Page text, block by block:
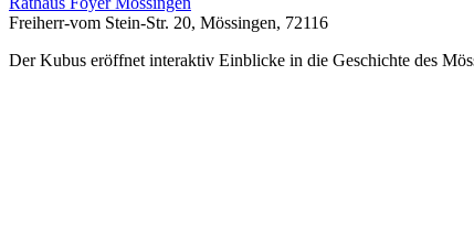
Freiherr-vom Stein-Str. 20, Mössingen, 72116
Der Kubus eröffnet interaktiv Einblicke in die Geschichte des